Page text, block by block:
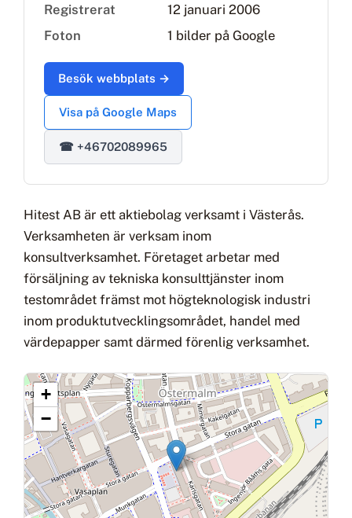
Registrerat
12 januari 2006
Foton
1 bilder på Google
Besök webbplats →
Visa på Google Maps
☎ +46702089965
Hitest AB är ett aktiebolag verksamt i Västerås.
Verksamheten är verksam inom
konsultverksamhet. Företaget arbetar med
försäljning av tekniska konsulttjänster inom
testområdet främst mot högteknologisk industri
inom produktutvecklingsområdet, handel med
värdepapper samt därmed förenlig verksamhet.
+
−